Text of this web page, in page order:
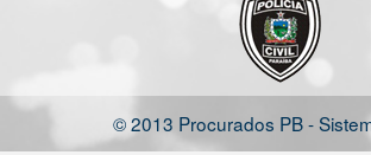
© 2013 Procurados PB -